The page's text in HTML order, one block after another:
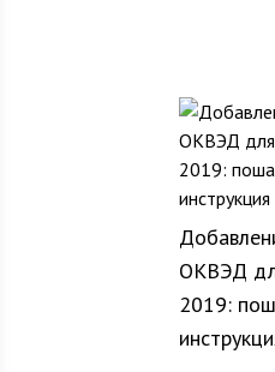
ОКВЭД
2019: